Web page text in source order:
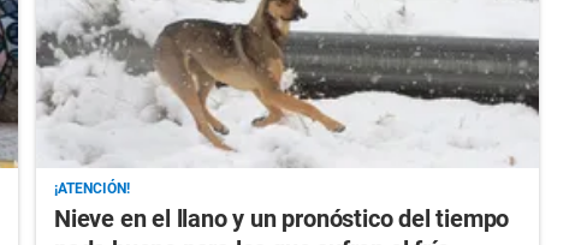
¡ATENCIÓN!
Nieve en el llano y un pronóstico del tiempo